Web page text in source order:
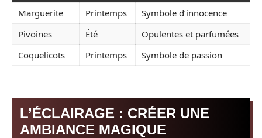
Marguerite Printemps
Symbole d’innocence
Pivoines
Été
Opulentes et parfumées
Coquelicots
Printemps Symbole de passion
L’ÉCLAIRAGE : CRÉER UNE
AMBIANCE MAGIQUE